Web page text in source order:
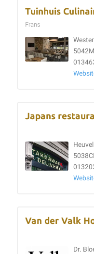
Tuinhuis
Frans
Japans
Van der Valk
Dr.